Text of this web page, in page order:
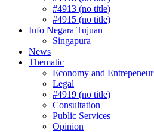
#4913 (no title)
#4915 (no title)
Info Negara Tujuan
Singapura
News
Thematic
Economy and Entrepeneur
Legal
#4919 (no title)
Consultation
Public Services
Opinion